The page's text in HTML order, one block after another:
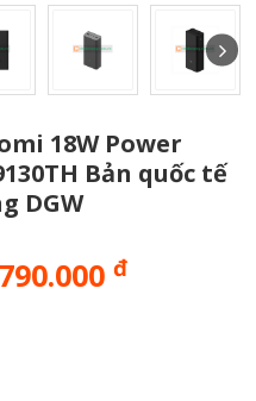
18W Power
Bản quốc tế
DGW
790.000 đ